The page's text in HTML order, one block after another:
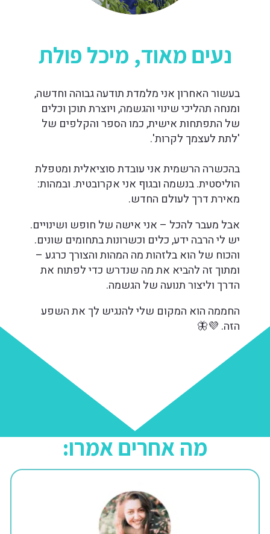
נעים מאוד, מיכל פולת
בעשור האחרון אני מלמדת תודעה גבוהה וחדשה,
ומנחה תהליכי שינוי והגשמה, ויוצרת תוכן וכלים
של התפתחות אישית, כמו הספר והקלפים של
'לתת לעצמך לקרות'.
בהכשרה הרשמית אני עובדת סוציאלית ומטפלת
הוליסטית. בנשמה ובגוף אני אקרובטית. ובמהות:
מאירת דרך לעולם החדש.
אבל מעבר להכל – אני אישה של חופש ושינויים.
יש לי הרבה ידע, כלים וכשרונות בתחומים שונים.
והכוח של הוא בלזהות מה המהות והצורך כרגע –
ומתוך זה להביא את מה שנדרש כדי לפתוח את
הדרך וליצור תנועה של הגשמה.
החממה הוא המקום שלי להנגיש לך את השפע
הזה. 💜🦋
מה אחרים אמרו: